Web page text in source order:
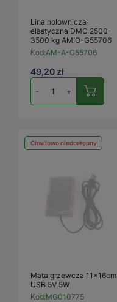
Lina holownicza
elastyczna DMC 2500-
3500 kg AMIO-G55706
Kod:AM-A-G55706
49,20 zł
- +
Chwilowo niedostępny
Mata grzewcza 11x16cm
USB 5V 5W
Kod:MG010775